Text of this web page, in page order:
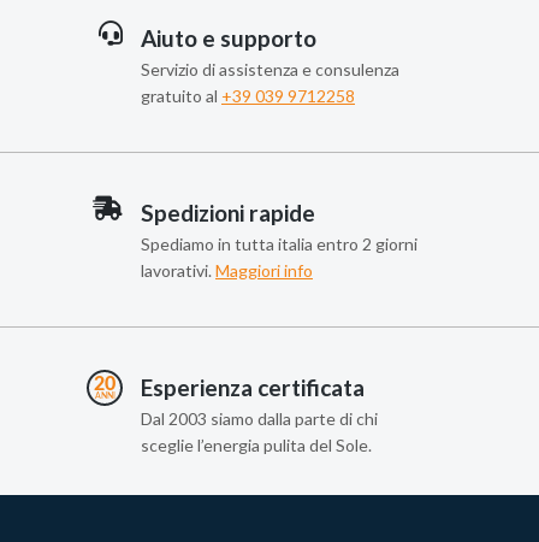
Aiuto e supporto
Servizio di assistenza e consulenza
gratuito al +39 039 9712258
Spedizioni rapide
Spediamo in tutta italia entro 2 giorni
lavorativi.Maggiori info
Esperienza certificata
Dal 2003 siamo dalla parte di chi
sceglie l’energia pulita del Sole.